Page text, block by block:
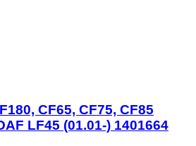
CF65, CF75, CF85
LF45 (01.01-) 1401664